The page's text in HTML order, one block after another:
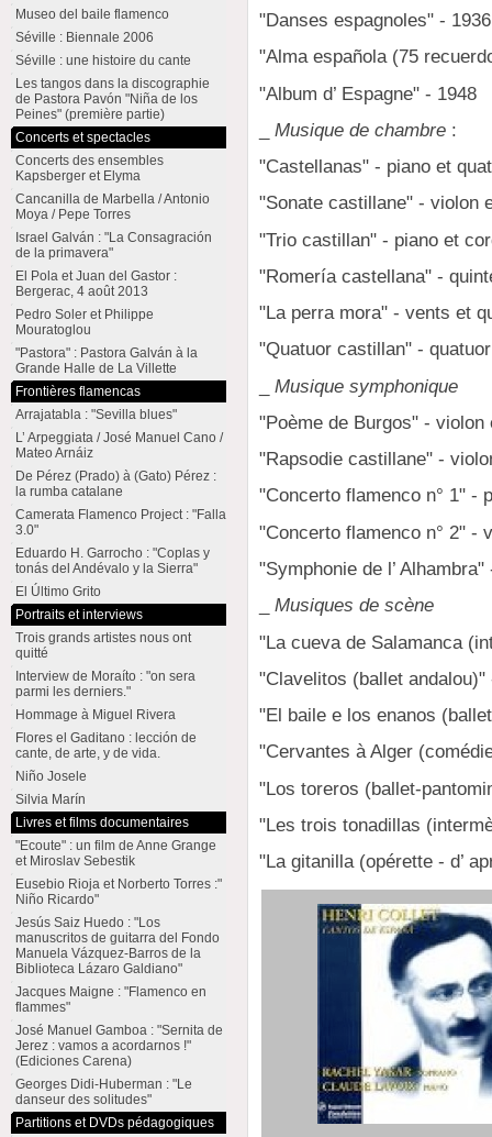
"Danses espagnoles" - 1936
"Alma española (75
"Album d’ Espagne" - 1948
_Musique de chambre :
"Castellanas" - piano et
"Sonate castillane" - violon
"Trio castillan" - piano et
"Romería castellana" -
"La perra mora" - vents et
"Quatuor castillan" -
_Musique symphonique
"Poème de Burgos" -
"Rapsodie castillane" -
"Concerto flamenco n° 1" -
"Concerto flamenco n° 2" -
"Symphonie de l’ Alhambra"
_Musiques de scène
"La cueva de Salamanca
"Clavelitos (ballet andalou)"
"El baile e los enanos
"Cervantes à Alger
"Los toreros (ballet-
"Les trois tonadillas
"La gitanilla (opérette - d’
Museo del baile flamenco
Séville : Biennale 2006
Séville : une histoire du cante
Les tangos dans la discographie
de Pastora Pavón "Niña de los
Peines" (première partie)
Concerts et spectacles
Concerts des ensembles
Kapsberger et Elyma
Cancanilla de Marbella / Antonio
Moya / Pepe Torres
Israel Galván : "La Consagración
de la primavera"
El Pola et Juan del Gastor :
Bergerac, 4 août 2013
Pedro Soler et Philippe
Mouratoglou
"Pastora" : Pastora Galván à la
Grande Halle de La Villette
Frontières flamencas
Arrajatabla : "Sevilla blues"
L’ Arpeggiata / José Manuel Cano /
Mateo Arnáiz
De Pérez (Prado) à (Gato) Pérez :
la rumba catalane
Camerata Flamenco Project : "Falla
3.0"
Eduardo H. Garrocho : "Coplas y
tonás del Andévalo y la Sierra"
El Último Grito
Portraits et interviews
Trois grands artistes nous ont
quitté
Interview de Moraíto : "on sera
parmi les derniers."
Hommage à Miguel Rivera
Flores el Gaditano : lección de
cante, de arte, y de vida.
Niño Josele
Silvia Marín
Livres et films documentaires
"Ecoute" : un film de Anne Grange
et Miroslav Sebestik
Eusebio Rioja et Norberto Torres :"
Niño Ricardo"
Jesús Saiz Huedo : "Los
manuscritos de guitarra del Fondo
Manuela Vázquez-Barros de la
Biblioteca Lázaro Galdiano"
Jacques Maigne : "Flamenco en
flammes"
José Manuel Gamboa : "Sernita de
Jerez : vamos a acordarnos !"
(Ediciones Carena)
Georges Didi-Huberman : "Le
danseur des solitudes"
Partitions et DVDs pédagogiques